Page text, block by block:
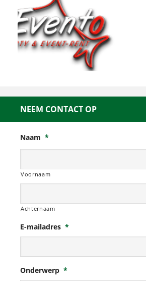
NEEM CONTACT OP
Naam *
Voornaam
Achternaam
E-mailadres *
Onderwerp *